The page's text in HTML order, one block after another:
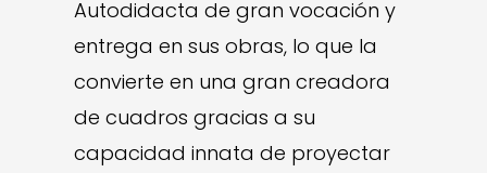
Autodidacta de gran vocación y
entrega en sus obras, lo que la
convierte en una gran creadora
de cuadros gracias a su
capacidad innata de proyectar